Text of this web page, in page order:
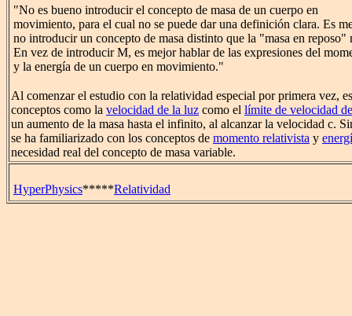
"No es bueno introducir el concepto de masa de un cuerpo en
movimiento, para el cual no se puede dar una definición clara. Es
no introducir un concepto de masa distinto que la "masa en reposo"
En vez de introducir M, es mejor hablar de las expresiones del
y la energía de un cuerpo en movimiento."
Al comenzar el estudio con la relatividad especial por primera vez,
conceptos como la velocidad de la luz como el límite de velocidad
un aumento de la masa hasta el infinito, al alcanzar la velocidad c.
se ha familiarizado con los conceptos de momento relativista y
necesidad real del concepto de masa variable.
HyperPhysics*****Relatividad